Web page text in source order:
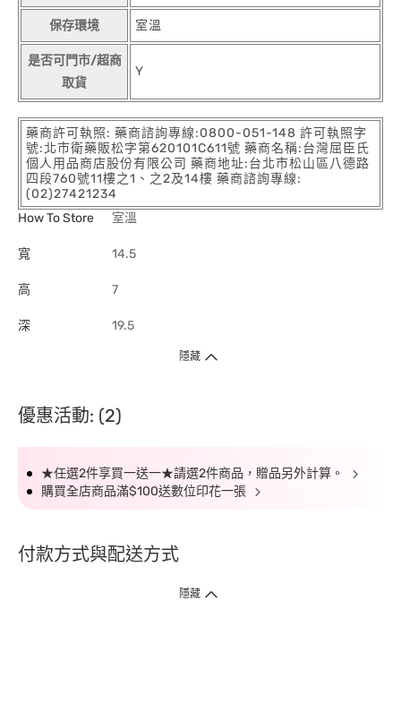
保存環境 室溫
是否可門市/超商
取貨
Y
藥商許可執照: 藥商諮詢專線:0800-051-148 許可執照字
號:北市衛藥販松字第620101C611號 藥商名稱:台灣屈臣氏
個人用品商店股份有限公司 藥商地址:台北市松山區八德路
四段760號11樓之1、之2及14樓 藥商諮詢專線:
(02)27421234
How To Store
室溫
寬 14.5
高 7
深 19.5
隱藏
優惠活動: (2)
★任選2件享買一送一★請選2件商品，贈品另外計算。
購買全店商品滿$100送數位印花一張
付款方式與配送方式
隱藏